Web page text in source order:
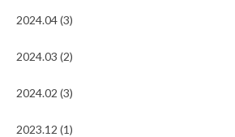
2024.04 (3)
2024.03 (2)
2024.02 (3)
2023.12 (1)